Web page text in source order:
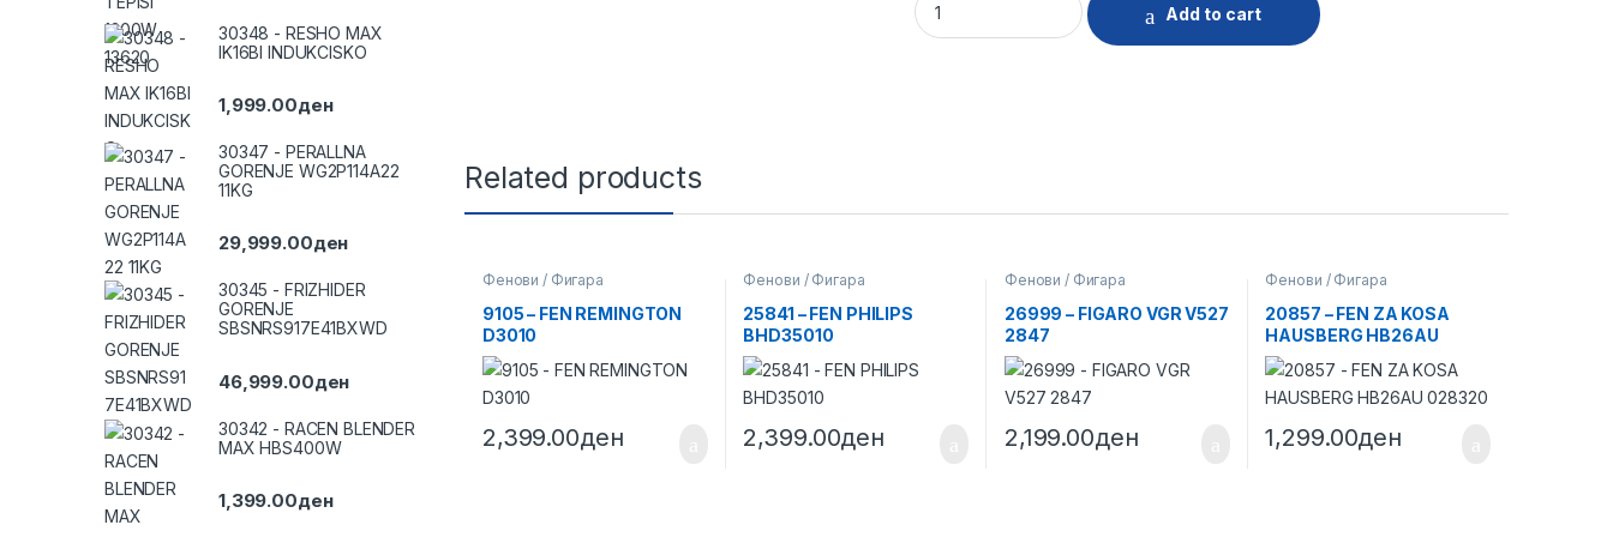
Add to cart
Related products
Фенови / Фигара
9105 – FEN REMINGTON
D3010
2,399.00ден
Фенови / Фигара
25841 – FEN PHILIPS
BHD35010
2,399.00ден
Фенови / Фигара
26999 – FIGARO VGR V527
2847
2,199.00ден
Фенови / Фигара
20857 – FEN ZA KOSA
HAUSBERG HB26AU
028320
1,299.00ден
30348 - RESHO MAX
IK16BI INDUKCISKO
1,999.00ден
30347 - PERALLNA
GORENJE WG2P114A22
11KG
29,999.00ден
30345 - FRIZHIDER
GORENJE
SBSNRS917E41BXWD
46,999.00ден
30342 - RACEN BLENDER
MAX HBS400W
1,399.00ден